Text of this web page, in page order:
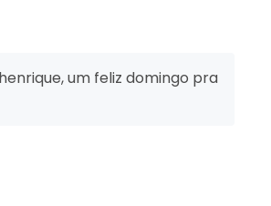
um feliz domingo pra